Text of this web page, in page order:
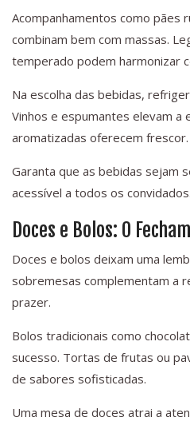
Acompanhamentos como pães
combinam bem com massas.
temperado podem harmonizar
Na escolha das bebidas,
Vinhos e espumantes elevam a
aromatizadas oferecem frescor.
Garanta que as bebidas sejam
acessível a todos os convidados.
Doces e Bolos: O
Doces e bolos deixam uma
sobremesas complementam a
prazer.
Bolos tradicionais como
sucesso. Tortas de frutas ou
de sabores sofisticadas.
Uma mesa de doces atrai a